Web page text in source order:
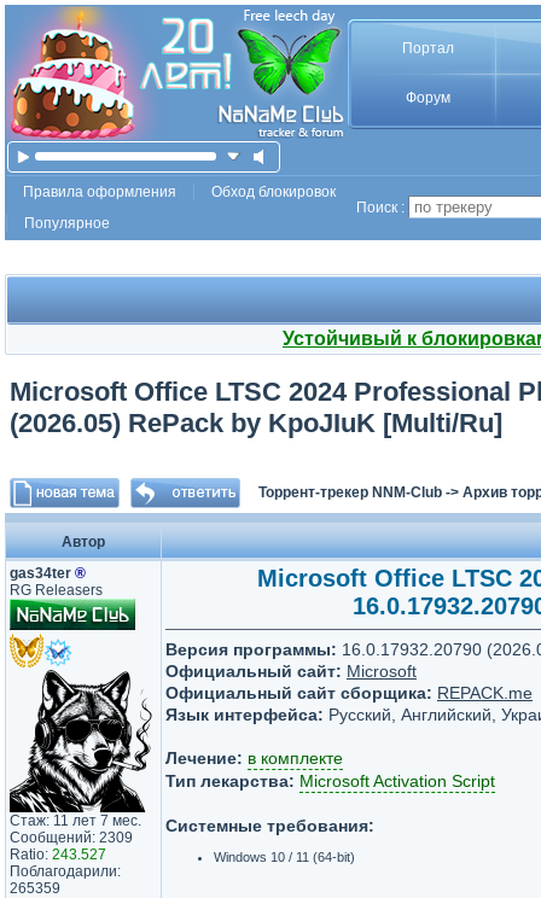
Портал
Форум
Правила оформления
Обход блокировок
Популярное
Поиск :
Устойчивый к
Microsoft Office LTSC 2024 Professional
(2026.05) RePack by KpoJIuK [Multi/Ru]
Торрент-трекер NNM-Club -> Архив
Автор
gas34ter ®
RG Releasers
Стаж: 11 лет 7 мес.
Сообщений: 2309
Ratio: 243.527
Поблагодарили:
265359
Microsoft Office LTSC
Версия программы: 16.0.17932.20790
Официальный сайт: Microsoft
Официальный сайт сборщика: REPACK.me
Язык интерфейса: Русский, Английский,
Лечение: в комплекте
Тип лекарства: Microsoft Activation Script
Системные требования:
Windows 10 / 11 (64-bit)